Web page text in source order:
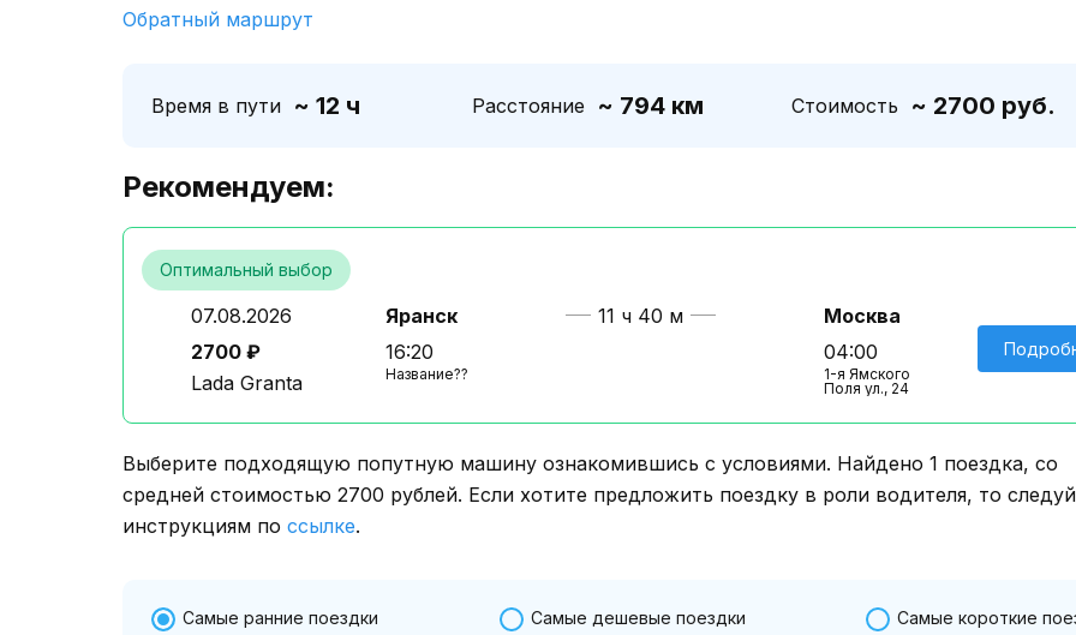
Обратный маршрут
Время в пути ~ 12 ч Расстояние ~ 794 км Стоимость ~ 2700 руб.
Рекомендуем:
Оптимальный выбор
07.08.2026
2700 ₽
Lada Granta
Яранск
16:20
Название??
11 ч 40 м
Москва
04:00
1-я Ямского
Поля ул., 24
Выберите подходящую попутную машину ознакомившись с условиями. Найдено 1 поездка, со
средней стоимостью 2700 рублей. Если хотите предложить поездку в роли водителя, то
инструкциям по ссылке.
Самые ранние поездки Самые дешевые поездки Самые короткие